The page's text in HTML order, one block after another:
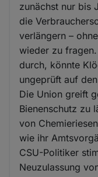
zunächst nur bis
die
verlängern –
wieder zu
durch, könnte
ungeprüft auf
Die Union greift
Bienenschutz zu
von
wie ihr
CSU-Politiker
Neuzulassung